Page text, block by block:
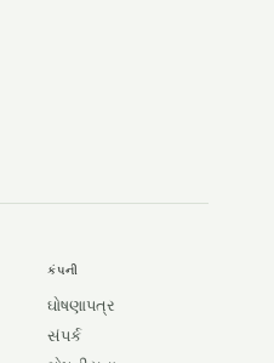
કંપની
ઘોષણાપત્ર
સંપર્ક